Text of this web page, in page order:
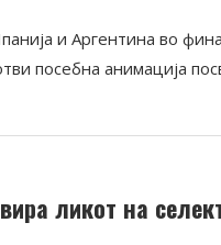
и Аргентина во
посебна анимација
ликот на